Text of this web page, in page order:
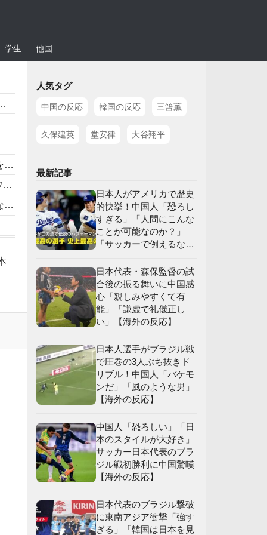
学生 他国
人気タグ
中国の反応 韓国の反応 三笘薫
久保建英 堂安律 大谷翔平
最新記事
日本人がアメリカで歴史
的快挙！中国人「恐ろし
すぎる」「人間にこんな
ことが可能なのか？」
「サッカーで例えるな
日本代表・森保監督の試
合後の振る舞いに中国感
心「親しみやすくて有
能」「謙虚で礼儀正し
い」【海外の反応】
日本人選手がブラジル戦
で圧巻の3人ぶち抜きド
リブル！中国人「バケモ
ンだ」「風のような男」
【海外の反応】
中国人「恐ろしい」「日
本のスタイルが大好き」
サッカー日本代表のブラ
ジル戦初勝利に中国驚嘆
【海外の反応】
日本代表のブラジル撃破
に東南アジア衝撃「強す
ぎる」「韓国は日本を見